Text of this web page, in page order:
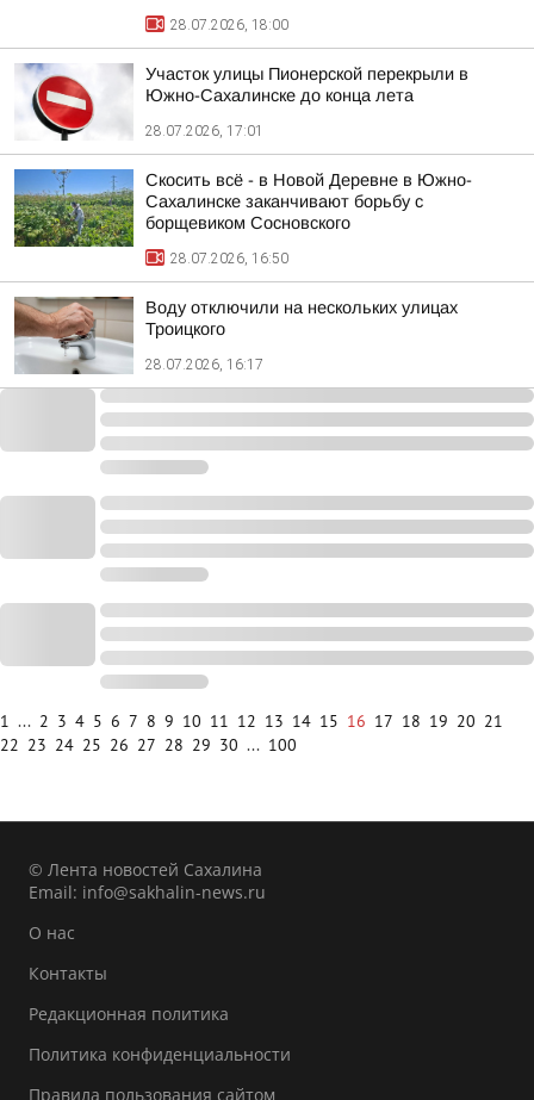
28.07.2026, 18:00
Участок улицы Пионерской перекрыли в
Южно-Сахалинске до конца лета
28.07.2026, 17:01
Скосить всё - в Новой Деревне в Южно-
Сахалинске заканчивают борьбу с
борщевиком Сосновского
28.07.2026, 16:50
Воду отключили на нескольких улицах
Троицкого
28.07.2026, 16:17
1 ... 2 3 4 5 6 7 8 9 10 11 12 13 14 15 16 17 18 19 20 21
22 23 24 25 26 27 28 29 30 ... 100
© Лента новостей Сахалина
Email: info@sakhalin-news.ru
О нас
Контакты
Редакционная политика
Политика конфиденциальности
Правила пользования сайтом